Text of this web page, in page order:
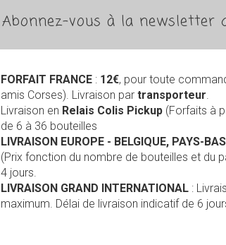
Abonnez-vous à la newsletter
FORFAIT FRANCE : 12€, pour toute
amis Corses). Livraison partransporteur.
Livraison en Relais Colis Pickup (Forfaits à
de 6 à 36 bouteilles
LIVRAISON EUROPE - BELGIQUE, PAYS-
(Prix fonction du nombre de bouteilles et du
4 jours.
LIVRAISON GRAND INTERNATIONAL :
maximum. Délai de livraison indicatif de 6